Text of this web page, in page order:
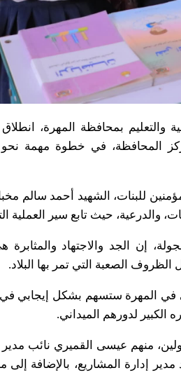
المحافظة، في خطوة مهمة نحو
للبنات، الشهيد أحمد سالم
والدرعية، حيث تابع سير العملية
إن الجد والاجتهاد والمثابرة
الصعبة التي تمر بها البلاد.
في المهرة ستسهم بشكل إيجابي في
لدورهم الميداني.
منهم عيسى القميري نائب مدير
مدير إدارة المشاريع، بالإضافة